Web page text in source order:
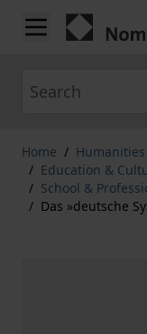
Skip to Content
Home / Humanities
/ Education &
/ School &
/ Das »deutsche